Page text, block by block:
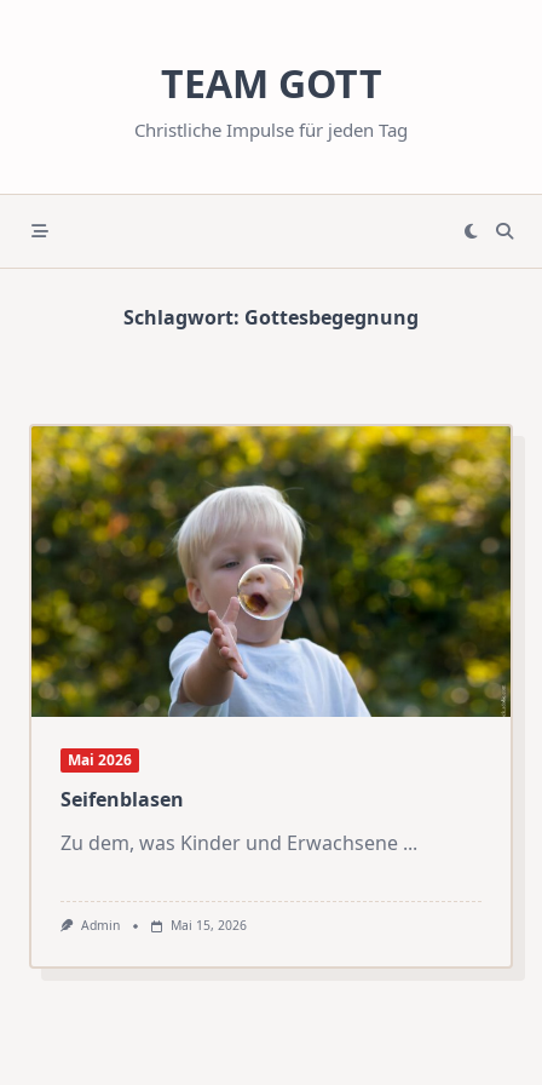
TEAM GOTT
Christliche Impulse für jeden Tag
Schlagwort: Gottesbegegnung
Mai 2026
Seifenblasen
Zu dem, was Kinder und Erwachsene ...
Admin Mai 15, 2026